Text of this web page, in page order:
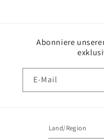
Abonniere
E-Mail
Land/Region